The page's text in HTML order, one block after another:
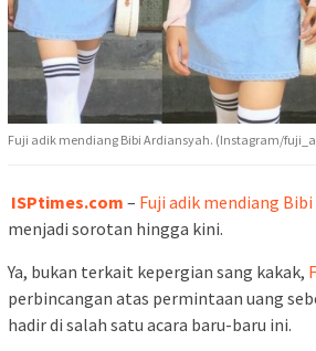
Fuji adik mendiang Bibi Ardiansyah. (Instagram/
ISPtimes.com – Fuji adik mendiang
menjadi sorotan hingga kini.
Ya, bukan terkait kepergian sang kakak,
perbincangan atas permintaan uang
hadir di salah satu acara baru-baru ini.